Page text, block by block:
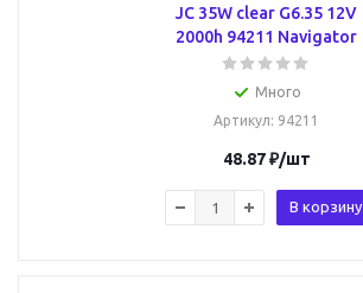
JC 35W clear G6.35 12V
2000h 94211 Navigator
Много
Артикул: 94211
48.87₽/шт
В корзину